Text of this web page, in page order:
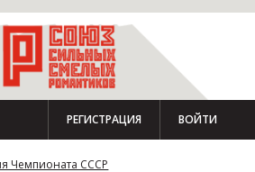
РЕГИСТРАЦИЯ ВОЙТИ
Чемпионата СССР